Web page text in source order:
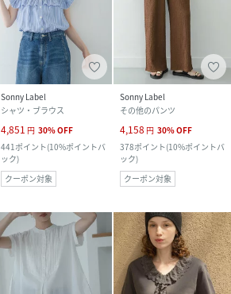
Sonny Label
シャツ・ブラウス
4,851 円 30%OFF
441ポイント(10%ポイントバ
ック)
クーポン対象
Sonny Label
その他のパンツ
4,158 円 30%OFF
378ポイント(10%ポイントバ
ック)
クーポン対象